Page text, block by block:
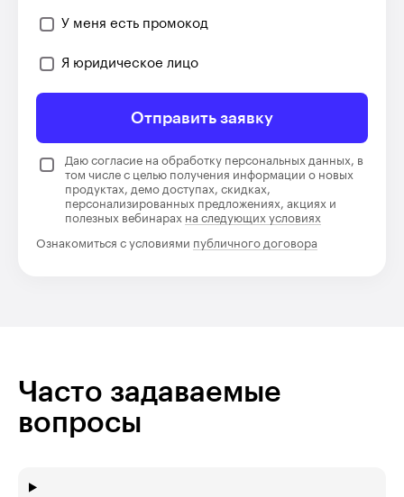
У меня есть промокод
Я юридическое лицо
Отправить заявку
Даю согласие на обработку персональных данных, в
том числе с целью получения информации о новых
продуктах, демо доступах, скидках,
персонализированных предложениях, акциях и
полезных вебинарах на следующих условиях
Ознакомиться с условиями публичного договора
Часто задаваемые
вопросы